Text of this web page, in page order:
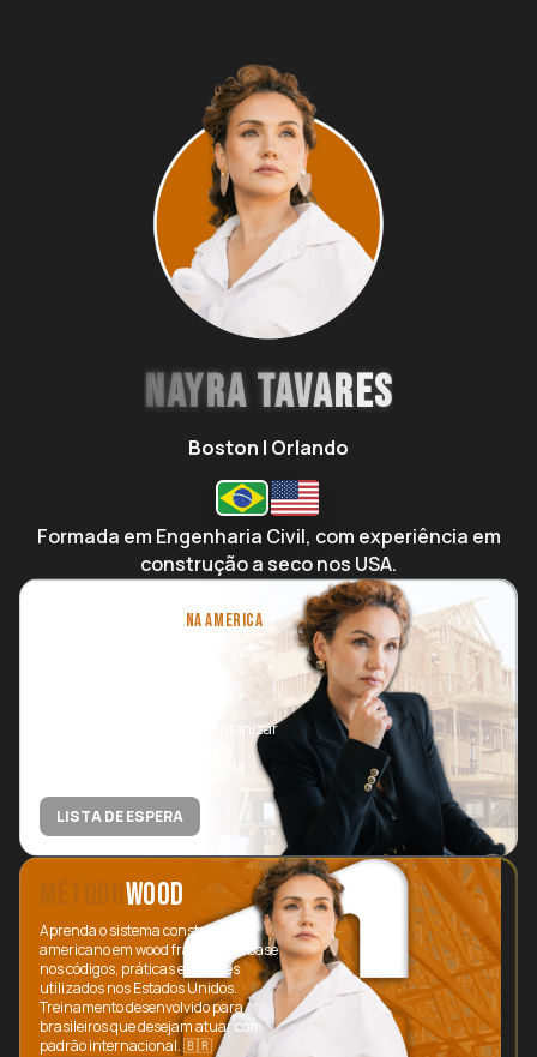
NAYRA TAVARES
Boston | Orlando
Formada em Engenharia Civil, com experiência em
construção a seco nos USA.
NA AMERICA
Uma nova forma de construir nos
demandas da construção, organizar
LISTA DE ESPERA
WOOD
Aprenda o sistema construtivo
americano em wood frame, com base
nos códigos, práticas e padrões
utilizados nos Estados Unidos.
Treinamento desenvolvido para
brasileiros que desejam atuar com
padrão internacional. 🇧🇷